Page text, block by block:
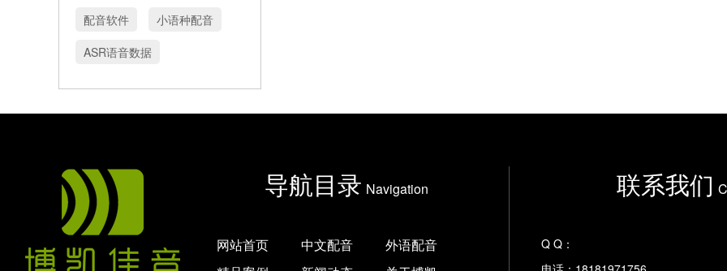
配音软件
小语种配音
ASR语音数据
导航目录 Navigation
网站首页 中文配音
外语配音
联系我们
Q Q：